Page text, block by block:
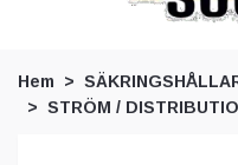
Hem
STRÖM /